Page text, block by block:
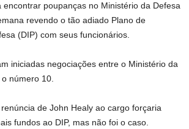
encontrar poupanças no Ministério da Defesa
revendo o tão adiado Plano de
(DIP) com seus funcionários.
iniciadas negociações entre o Ministério da
número 10.
de John Healy ao cargo forçaria
fundos ao DIP, mas não foi o caso.